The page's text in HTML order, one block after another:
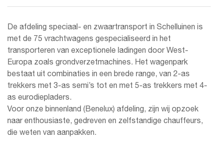
De afdeling speciaal- en zwaartransport in Schelluinen is
met de 75 vrachtwagens gespecialiseerd in het
transporteren van exceptionele ladingen door West-
Europa zoals grondverzetmachines. Het wagenpark
bestaat uit combinaties in een brede range, van 2-as
trekkers met 3-as semi’s tot en met 5-as trekkers met 4-
as eurodiepladers.
Voor onze binnenland (Benelux) afdeling, zijn wij opzoek
naar enthousiaste, gedreven en zelfstandige chauffeurs,
die weten van aanpakken.